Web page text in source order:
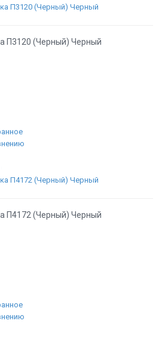
П3120 (Черный) Черный
П4172 (Черный) Черный